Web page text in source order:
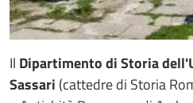
Il Dipartimento di Storia
Sassari (cattedre di Storia